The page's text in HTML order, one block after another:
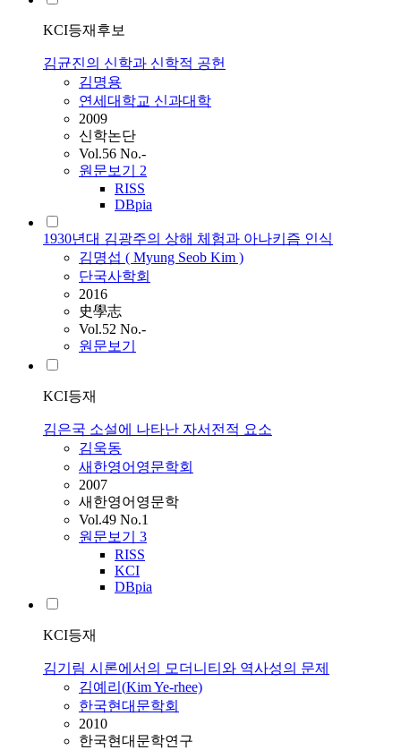
KCI등재후보
김균진의 신학과 신학적 공헌
김명용
연세대학교 신과대학
2009
신학논단
Vol.56 No.-
원문보기 2
RISS
DBpia
1930년대 김광주의 상해 체험과 아나키즘 인식
김명섭 ( Myung Seob Kim )
단국사학회
2016
史學志
Vol.52 No.-
원문보기
KCI등재
김은국 소설에 나타난 자서전적 요소
김욱동
새한영어영문학회
2007
새한영어영문학
Vol.49 No.1
원문보기 3
RISS
KCI
DBpia
KCI등재
김기림 시론에서의 모더니티와 역사성의 문제
김예리(KimYe-rhee)
한국현대문학회
2010
한국현대문학연구